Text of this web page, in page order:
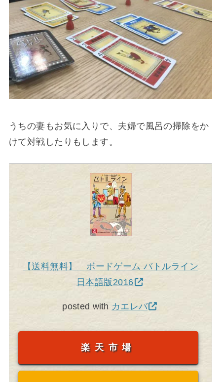
うちの妻もお気に入りで、夫婦で風呂の掃除をか
けて対戦したりもします。
【送料無料】 ボードゲーム バトルライン
日本語版2016
posted with カエレバ
楽天市場